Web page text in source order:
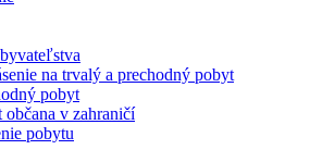
na trvalý a prechodný pobyt
pobyt
občana v zahraničí
pobytu